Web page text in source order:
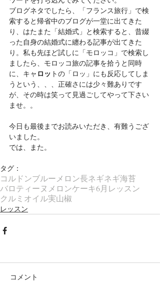
ブログネタでしたら、「フランス旅行」で検
索すると帰省中のブログが一堂に出てきた
り、はたまた「結婚式」と検索すると、昔綴
った自身の結婚式に纏わる記事が出てきた
り。私も先ほど試しに「モロッコ」で検索し
ましたら、モロッコ旅の記事を拾うと同時
に、キャ ロッ トの「ロッ」にも反応してしま
うという、、、正確さには少々難ありです
が、その時は笑って見過ごしてやって下さい
ませ。。
今日も最後までお読みいただき、有難うござ
いました。
では、また。
タグ：
コルドンブルー メロン長ネギネギ海苔
バロティーヌ メロンケーキ6月レッスン
クルミオイル実山椒
レッスン
コメント